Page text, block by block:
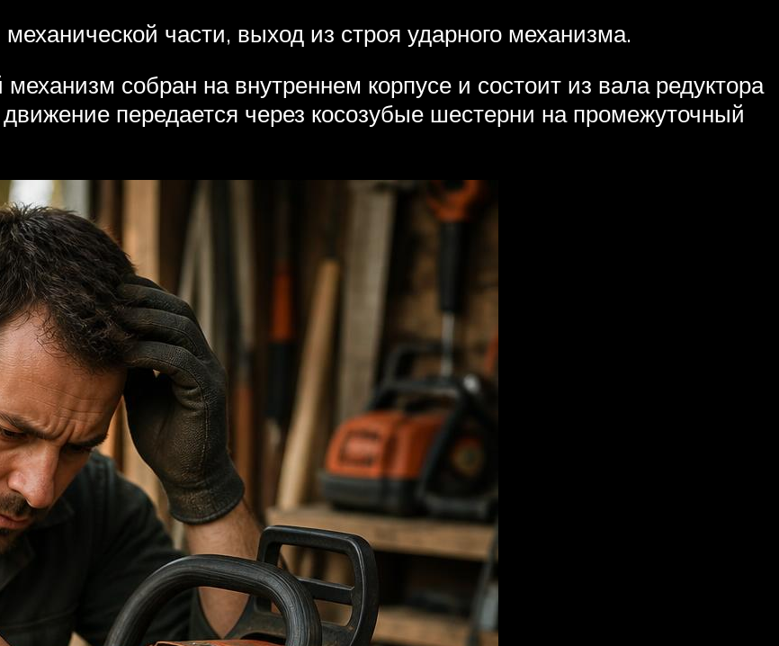
части, выход из строя ударного механизма.
собран на внутреннем корпусе и состоит из вала редуктора
передается через косозубые шестерни на промежуточный